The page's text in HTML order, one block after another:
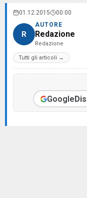
01.12.2015 00:00
R
AUTORE
Redazione
Redazione
Tutti gli articoli →
Google